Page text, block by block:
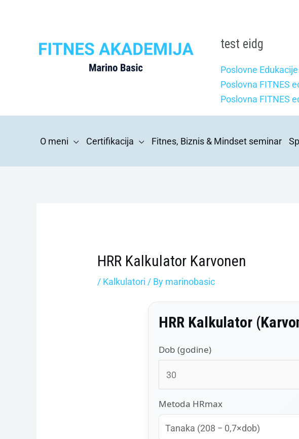
test eidg
Poslovne Edukacije
Poslovna FITNES
Poslovna FITNES
O meni Certifikacija Fitnes, Biznis & Mindset seminar
HRR Kalkulator Karvonen
/ Kalkulatori / By marinobasic
HRR Kalkulator
Dob (godine)
Metoda HRmax